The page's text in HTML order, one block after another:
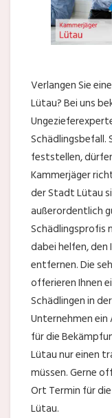
Verlangen Sie
Lütau? Bei uns
Schädlingsbefall.
feststellen,
Kammerjäger
der Stadt Lütau
außerordentlich
Schädlingsprofis
dabei helfen,
entfernen. Die
offerieren Ihnen
Schädlingen in
Unternehmen ein
für die
Lütau nur einen
müssen. Gerne
Ort Termin für
Lütau.